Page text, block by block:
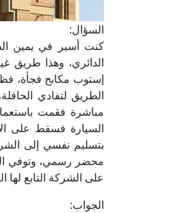
السؤال:
الدائري، وهذا طريق
إستوب مكابح فجأة،
الطريق لتفادي
مباشرة فقمت
السيارة فسقط على
بتسليم نفسي إلى
محضر رسمي، وتوفي
على الشركة التابع لها
الجواب: